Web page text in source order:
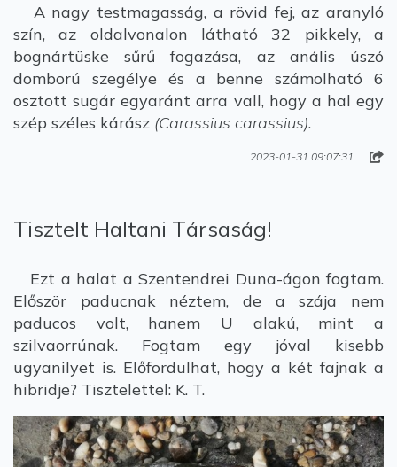
A nagy testmagasság, a rövid fej, az aranyló
szín, az oldalvonalon látható 32 pikkely, a
bognártüske sűrű fogazása, az anális úszó
domború szegélye és a benne számolható 6
osztott sugár egyaránt arra vall, hogy a hal egy
szép széles kárász (Carassius carassius).
2023-01-31 09:07:31
Tisztelt Haltani Társaság!
Ezt a halat a Szentendrei Duna-ágon fogtam.
Először paducnak néztem, de a szája nem
paducos volt, hanem U alakú, mint a
szilvaorrúnak. Fogtam egy jóval kisebb
ugyanilyet is. Előfordulhat, hogy a két fajnak a
hibridje? Tisztelettel: K. T.